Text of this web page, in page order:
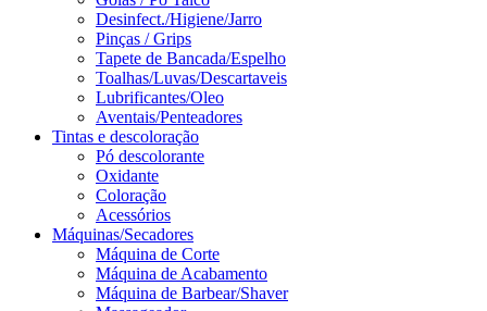
Desinfect./Higiene/Jarro
Pinças / Grips
Tapete de Bancada/Espelho
Toalhas/Luvas/Descartaveis
Lubrificantes/Oleo
Aventais/Penteadores
Tintas e descoloração
Pó descolorante
Oxidante
Coloração
Acessórios
Máquinas/Secadores
Máquina de Corte
Máquina de Acabamento
Máquina de Barbear/Shaver